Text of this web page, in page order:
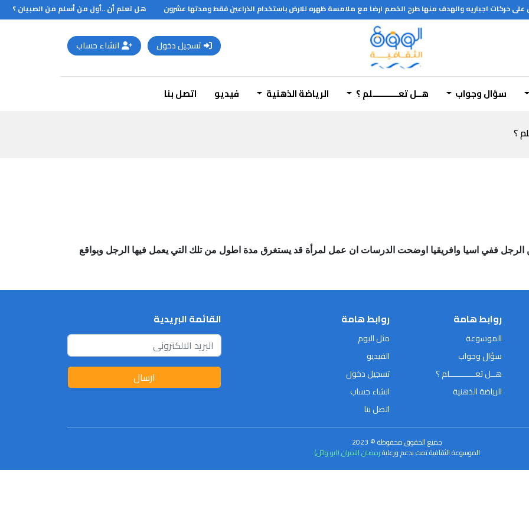
حركات اجباريه والهدف منها طرح الخصم ارضا مع ملامسة ظهره للارض باستخدام الذراعين فقط ومدتها عشرون
هل تعلم أن ..أول من أسلم من الصبيان ؟
تسجيل دخول انشاء حساب
سؤال وجواب هــل تعـــــــــــلم ؟ الرياضة الذهنية فيديو اتصل بنا
؟
ففي اسيا وافريقيا اوضحت الدرسات ان عمل لمرأة قد يستغرق مدة اطول من تلك التي يعمل فيها الرجل وبواقع
روابط هامة
الموسوعة
سؤال وجواب
هــل تعـــــــــــلم ؟
الرياضة الذهنية
روابط هامة
مثل اليوم
الفيديو
تسجيل دخول
انشاء حساب
اتصل بنا
القائمة البريدية
ارسال
جميع الحقوق محفوظة © 2023
الموسوعة الثقافية تمت بدعم ورعايةرمضان النمران (ابو وائل)